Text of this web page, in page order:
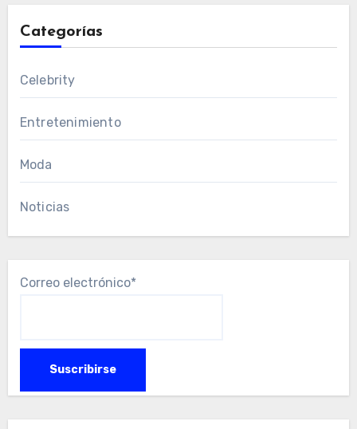
Categorías
Celebrity
Entretenimiento
Moda
Noticias
Correo electrónico*